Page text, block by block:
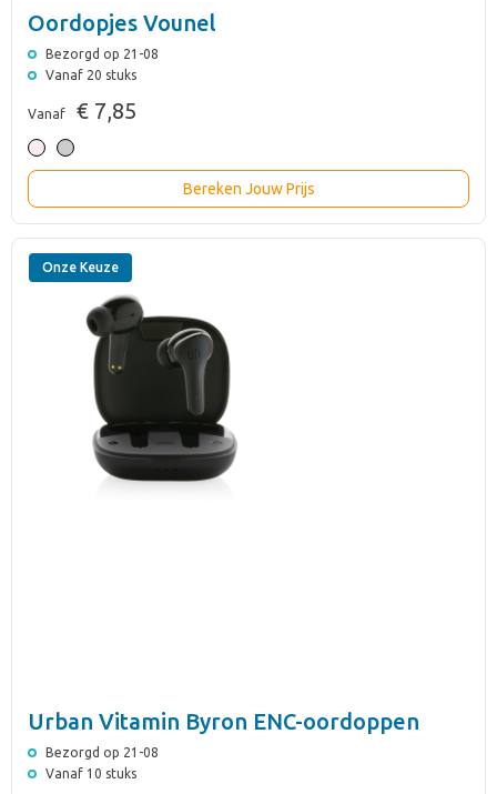
Oordopjes Vounel
Bezorgd op 21-08
Vanaf 20 stuks
Vanaf € 7,85
Bereken Jouw Prijs
Onze Keuze
Urban Vitamin Byron ENC-oordoppen
Bezorgd op 21-08
Vanaf 10 stuks